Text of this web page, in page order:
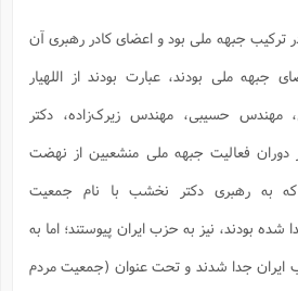
جبهه ملی بود و اعضای کادر رهبری آن
جبهه ملی بودند، عبارت بودند از اللهیار
مهندس حسیبی، مهندس زیرک‌زاده، دکتر
فعالیت جبهه ملی منشعبین از نهضت
به رهبری دکتر نخشب با نام جمعیت
بودند، نیز به حزب ایران پیوستند؛ اما به
ایران جدا شدند و تحت عنوان (جمعیت مردم